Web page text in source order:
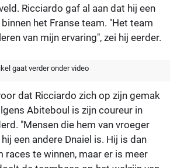
Ricciardo gaf al aan dat hij een
het Franse team. "Het team
van mijn ervaring", zei hij eerder.
gaat verder onder video
dat Ricciardo zich op zijn gemak
Abiteboul is zijn coureur in
"Mensen die hem van vroeger
een andere Dnaiel is. Hij is dan
races te winnen, maar er is meer